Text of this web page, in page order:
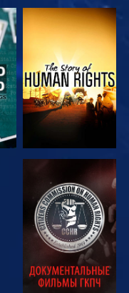
СМОТРЕТЬ
СМОТРЕТЬ